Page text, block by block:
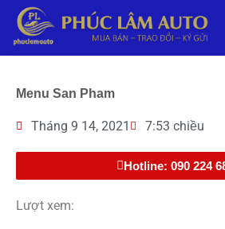
Menu San Pham
Tháng 9 14, 2021 7:53 chiều
Hotline: 090 224
Lượt xem: